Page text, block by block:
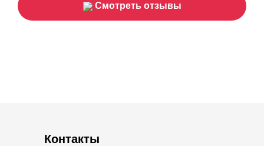
Смотреть отзывы
Контакты